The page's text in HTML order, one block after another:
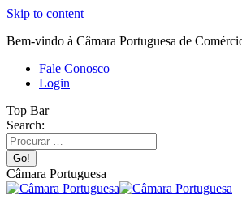
Skip to content
Bem-vindo à Câmara Portuguesa de
Fale Conosco
Login
Top Bar
Search:
Câmara Portuguesa